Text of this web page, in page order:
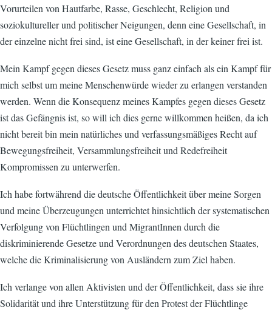
Vorurteilen von Hautfarbe, Rasse, Geschlecht, Religion und
soziokultureller und politischer Neigungen, denn eine Gesellschaft, in
der einzelne nicht frei sind, ist eine Gesellschaft, in der keiner frei ist.
Mein Kampf gegen dieses Gesetz muss ganz einfach als ein Kampf für
mich selbst um meine Menschenwürde wieder zu erlangen verstanden
werden. Wenn die Konsequenz meines Kampfes gegen dieses Gesetz
ist das Gefängnis ist, so will ich dies gerne willkommen heißen, da ich
nicht bereit bin mein natürliches und verfassungsmäßiges Recht auf
Bewegungsfreiheit, Versammlungsfreiheit und Redefreiheit
Kompromissen zu unterwerfen.
Ich habe fortwährend die deutsche Öffentlichkeit über meine Sorgen
und meine Überzeugungen unterrichtet hinsichtlich der systematischen
Verfolgung von Flüchtlingen und MigrantInnen durch die
diskriminierende Gesetze und Verordnungen des deutschen Staates,
welche die Kriminalisierung von Ausländern zum Ziel haben.
Ich verlange von allen Aktivisten und der Öffentlichkeit, dass sie ihre
Solidarität und ihre Unterstützung für den Protest der Flüchtlinge